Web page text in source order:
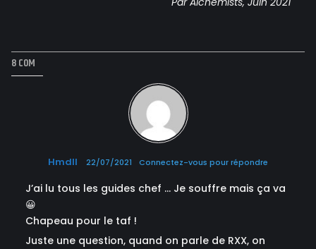
8 COM
Hmdll 22/07/2021 Connectez-vous pour répondre
J’ai lu tous les guides chef … Je souffre mais ça va
😀
Chapeau pour le taf !
Juste une question, quand on parle de RXX, on